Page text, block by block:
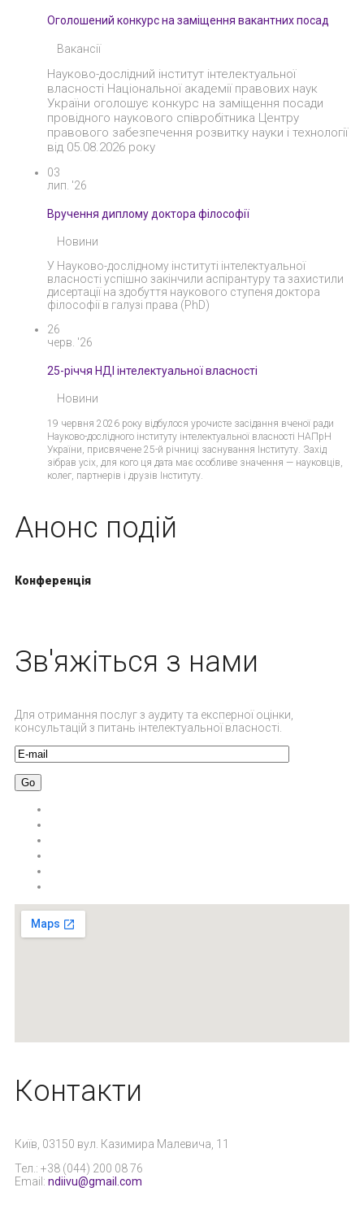
Оголошений конкурс на заміщення вакантних посад
Вакансії
Науково-дослідний інститут інтелектуальної
власності Національної академії правових наук
України оголошує конкурс на заміщення посади
провідного наукового співробітника Центру
правового забезпечення розвитку науки і технології
від 05.08.2026 року
03
лип. '26
Вручення диплому доктора філософії
Новини
У Науково-дослідному інституті інтелектуальної
власності успішно закінчили аспірантуру та захистили
дисертації на здобуття наукового ступеня доктора
філософії в галузі права (PhD)
26
черв. '26
25-річчя НДІ інтелектуальної власності
Новини
19 червня 2026 року відбулося урочисте засідання вченої ради
Науково-дослідного інституту інтелектуальної власності НАПрН
України, присвячене 25-й річниці заснування Інституту. Захід
зібрав усіх, для кого ця дата має особливе значення — науковців,
колег, партнерів і друзів Інституту.
Анонс подій
Конференція
Зв'яжіться з нами
Для отримання послуг з аудиту та експерної оцінки,
консультацій з питань інтелектуальної власності.
Контакти
Київ, 03150 вул. Казимира Малевича, 11
Тел.: +38 (044) 200 08 76
Email: ndiivu@gmail.com